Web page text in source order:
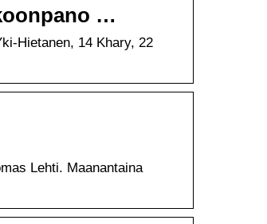
…
Hietanen, 14 Khary, 22
Lehti. Maanantaina